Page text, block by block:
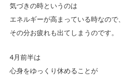
気づきの時というのは
エネルギーが高まっている時なので、
その分お疲れも出てしまうのです。
4月前半は
心身をゆっくり休めることが